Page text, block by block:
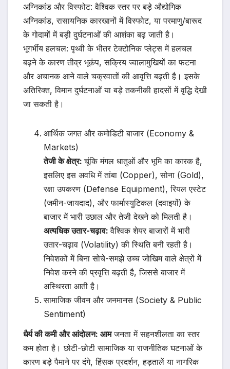
अग्निकांड और विस्फोट: वैश्विक स्तर पर बड़े औद्योगिक
अग्निकांड, रासायनिक कारखानों में विस्फोट, या परमाणु/बारूद
के गोदामों में बड़ी दुर्घटनाओं की आशंका बढ़ जाती है।
भूगर्भीय हलचल: पृथ्वी के भीतर टेक्टोनिक प्लेट्स में हलचल
बढ़ने के कारण तीव्र भूकंप, सक्रिय ज्वालामुखियों का फटना
और अचानक आने वाले चक्रवातों की आवृत्ति बढ़ती है। इसके
अतिरिक्त, विमान दुर्घटनाओं या बड़े तकनीकी हादसों में वृद्धि देखी
जा सकती है।
आर्थिक जगत और कमोडिटी बाजार (Economy &
Markets)
तेजी के क्षेत्र:चूंकि मंगल धातुओं और भूमि का कारक है,
इसलिए इस अवधि में तांबा (Copper), सोना (Gold),
रक्षा उपकरण (Defense Equipment), रियल एस्टेट
(जमीन-जायदाद), और फार्मास्युटिकल (दवाइयों) के
बाजार में भारी उछाल और तेजी देखने को मिलती है।
अत्यधिक उतार-चढ़ाव:वैश्विक शेयर बाजारों में भारी
उतार-चढ़ाव (Volatility) की स्थिति बनी रहती है।
निवेशकों में बिना सोचे-समझे उच्च जोखिम वाले क्षेत्रों में
निवेश करने की प्रवृत्ति बढ़ती है, जिससे बाजार में
अस्थिरता आती है।
सामाजिक जीवन और जनमानस (Society & Public
Sentiment)
धैर्य की कमी और आंदोलन: आमजनता में सहनशीलता का स्तर
कम होता है। छोटी-छोटी सामाजिक या राजनीतिक घटनाओं के
कारण बड़े पैमाने पर दंगे, हिंसक प्रदर्शन, हड़तालें या नागरिक